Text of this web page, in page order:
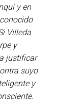
y en
Villeda
y
justificar
suyo
y